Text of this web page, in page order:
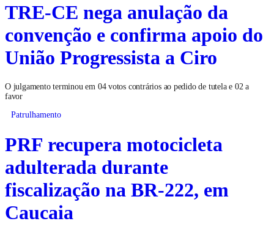
TRE-CE nega anulação da
convenção e confirma apoio do
União Progressista a Ciro
O julgamento terminou em 04 votos contrários ao pedido de tutela e 02 a
favor
Patrulhamento
PRF recupera motocicleta
adulterada durante
fiscalização na BR-222, em
Caucaia